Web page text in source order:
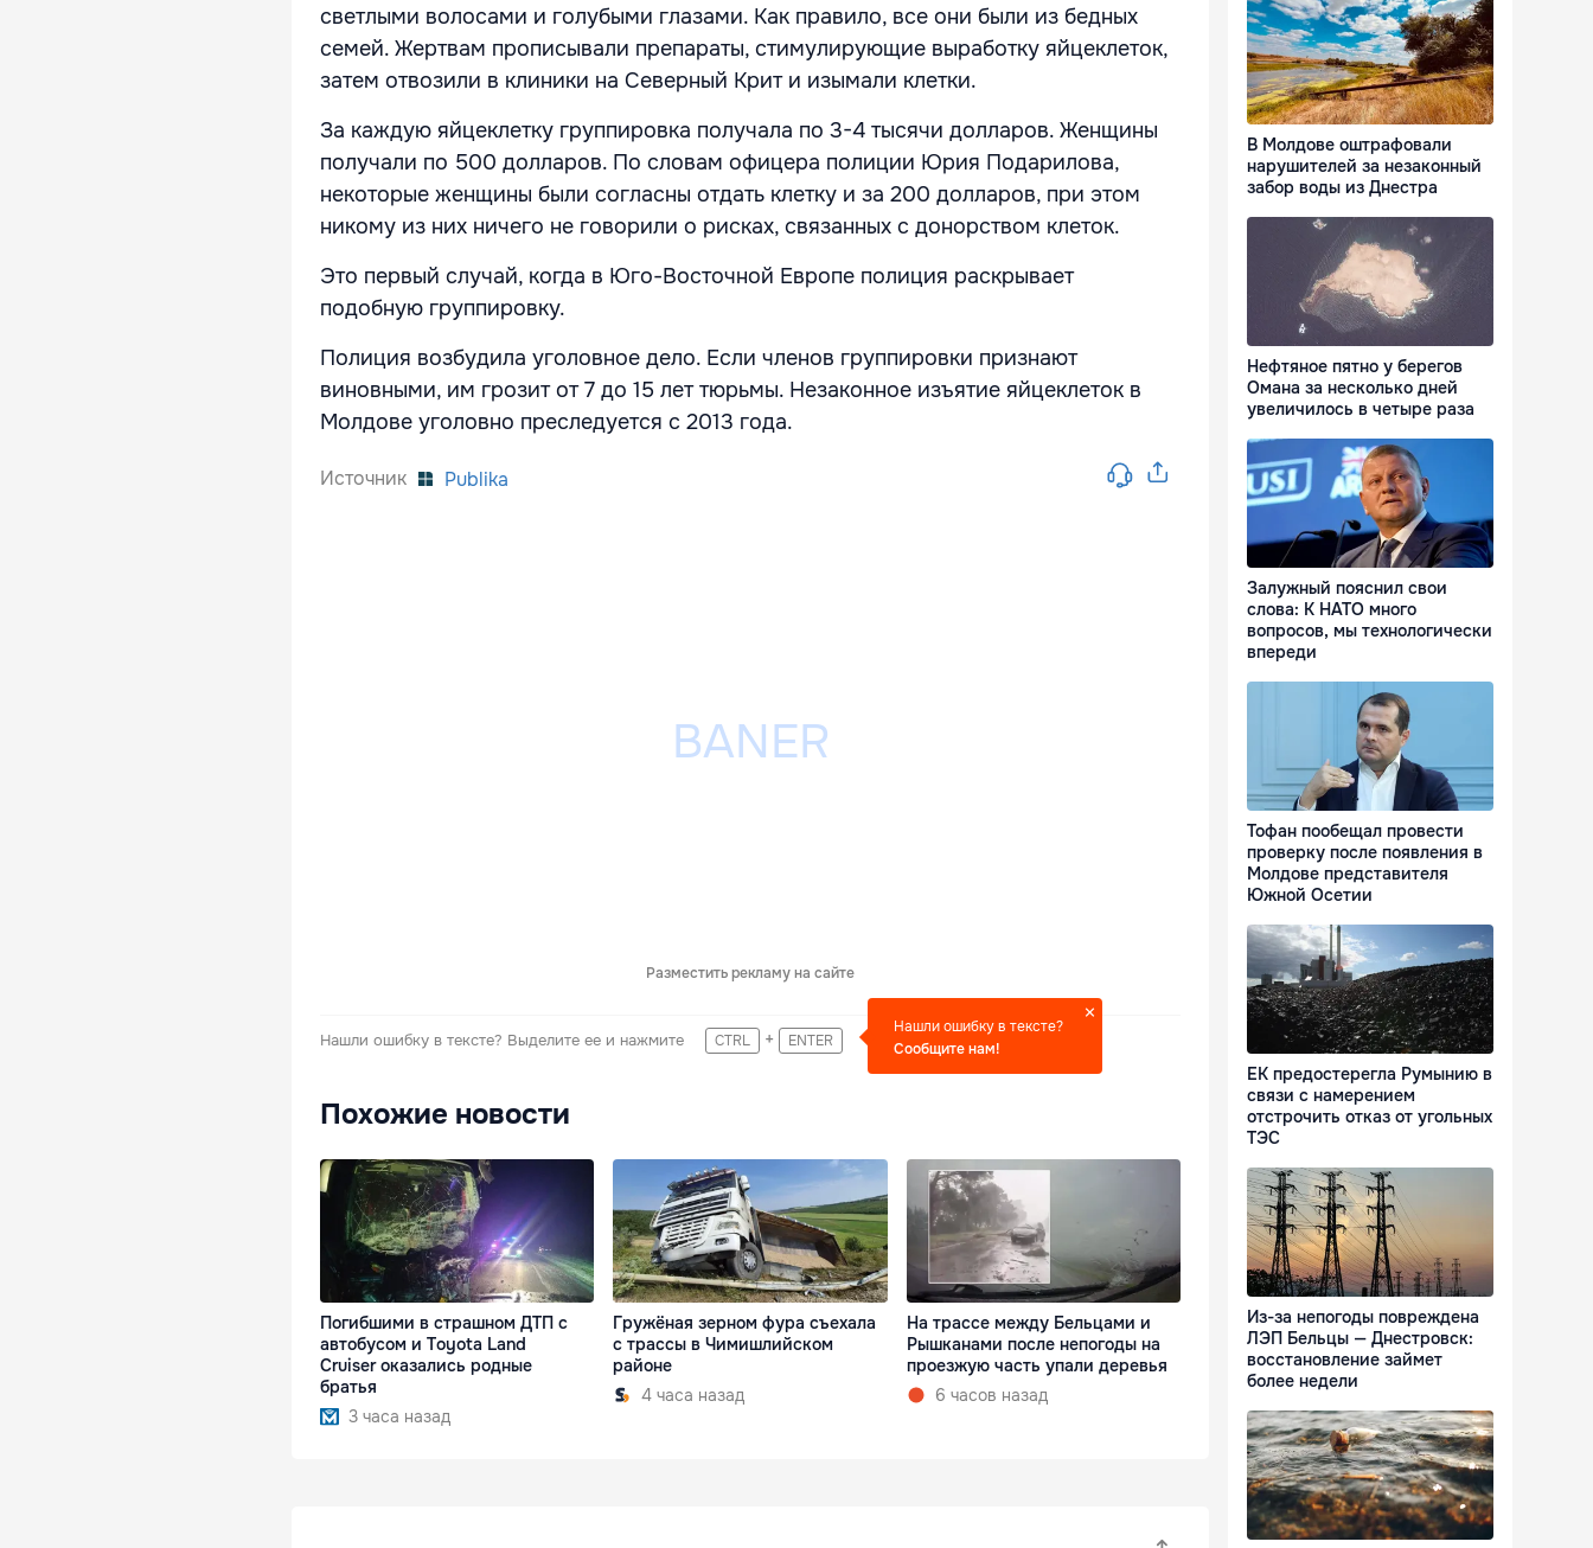
светлыми волосами и голубыми глазами. Как правило, все они были из бедных
семей. Жертвам прописывали препараты, стимулирующие выработку яйцеклеток,
затем отвозили в клиники на Северный Крит и изымали клетки.
За каждую яйцеклетку группировка получала по 3-4 тысячи долларов. Женщины
получали по 500 долларов. По словам офицера полиции Юрия Подарилова,
некоторые женщины были согласны отдать клетку и за 200 долларов, при этом
никому из них ничего не говорили о рисках, связанных с донорством клеток.
Это первый случай, когда в Юго-Восточной Европе полиция раскрывает
подобную группировку.
Полиция возбудила уголовное дело. Если членов группировки признают
виновными, им грозит от 7 до 15 лет тюрьмы. Незаконное изъятие яйцеклеток в
Молдове уголовно преследуется с 2013 года.
Источник Publika
Разместить рекламу на сайте
Нашли ошибку в тексте? Выделите ее и нажмите CTRL + ENTER
Нашли ошибку в тексте?
Сообщите нам!
Похожие новости
Погибшими в страшном ДТП с
автобусом и Toyota Land
Cruiser оказались родные
братья
3 часа назад
Гружёная зерном фура съехала
с трассы в Чимишлийском
районе
4 часа назад
На трассе между Бельцами и
Рышканами после непогоды на
проезжую часть упали деревья
6 часов назад
В Молдове оштрафовали
нарушителей за незаконный
забор воды из Днестра
Нефтяное пятно у берегов
Омана за несколько дней
увеличилось в четыре раза
Залужный пояснил свои
слова: К НАТО много
вопросов, мы технологически
впереди
Тофан пообещал провести
проверку после появления в
Молдове представителя
Южной Осетии
ЕК предостерегла Румынию в
связи с намерением
отстрочить отказ от угольных
ТЭС
Из-за непогоды повреждена
ЛЭП Бельцы — Днестровск:
восстановление займет
более недели